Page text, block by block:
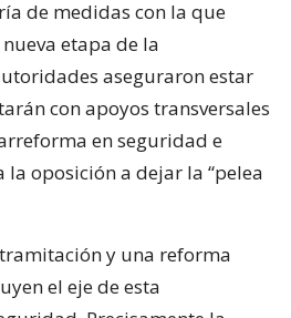
de medidas con la que
etapa de la
aseguraron estar
con apoyos transversales
en seguridad e
oposición a dejar la “pelea
y una reforma
el eje de esta